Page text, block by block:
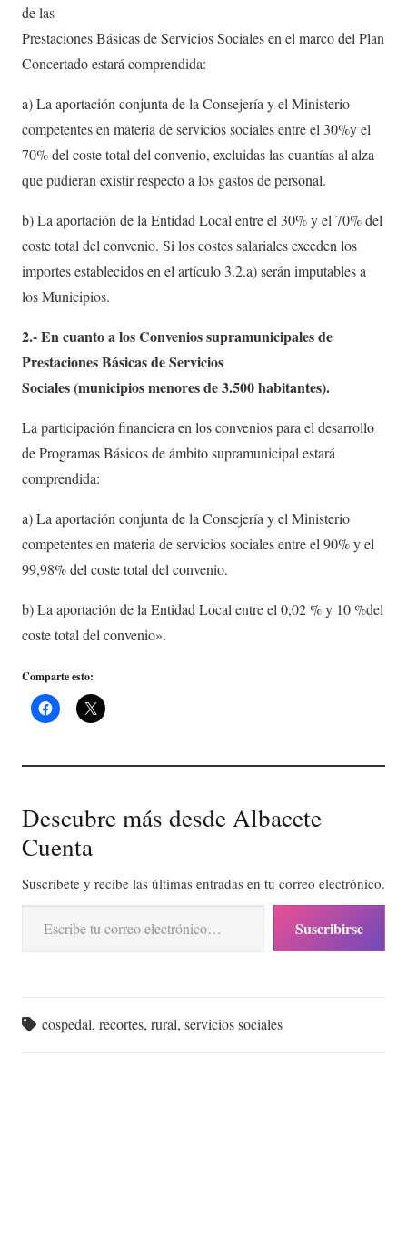
de las
Prestaciones Básicas de Servicios Sociales en el marco del Plan
Concertado estará comprendida:
a) La aportación conjunta de la Consejería y el Ministerio
competentes en materia de servicios sociales entre el 30%y el
70% del coste total del convenio, excluidas las cuantías al alza
que pudieran existir respecto a los gastos de personal.
b) La aportación de la Entidad Local entre el 30% y el 70% del
coste total del convenio. Si los costes salariales exceden los
importes establecidos en el artículo 3.2.a) serán imputables a
los Municipios.
2.- En cuanto a los Convenios supramunicipales de
Prestaciones Básicas de Servicios
Sociales (municipios menores de 3.500 habitantes).
La participación financiera en los convenios para el desarrollo
de Programas Básicos de ámbito supramunicipal estará
comprendida:
a) La aportación conjunta de la Consejería y el Ministerio
competentes en materia de servicios sociales entre el 90% y el
99,98% del coste total del convenio.
b) La aportación de la Entidad Local entre el 0,02 % y 10 %del
coste total del convenio».
Comparte esto:
Descubre más desde Albacete
Cuenta
Suscríbete y recibe las últimas entradas en tu correo electrónico.
Escribe tu correo electrónico…
Suscribirse
cospedal,recortes,rural,servicios sociales